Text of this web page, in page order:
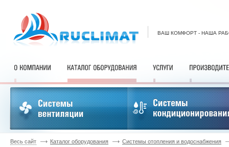
ВАШ КОМФОРТ - НАША
Весь сайт Каталог оборудования Системы отопления и водоснабжения